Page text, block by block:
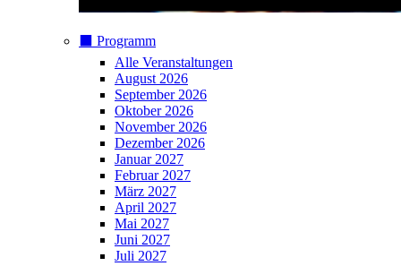
⬛️ Programm
Alle Veranstaltungen
August 2026
September 2026
Oktober 2026
November 2026
Dezember 2026
Januar 2027
Februar 2027
März 2027
April 2027
Mai 2027
Juni 2027
Juli 2027